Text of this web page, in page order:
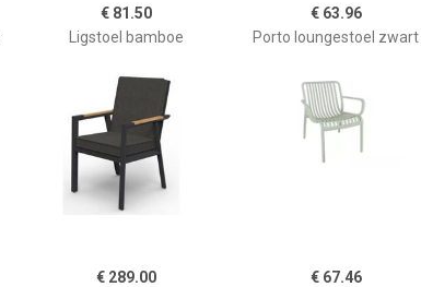
€ 81.50
Ligstoel bamboe
€ 63.96
Porto loungestoel zwart
€ 289.00
€ 67.46